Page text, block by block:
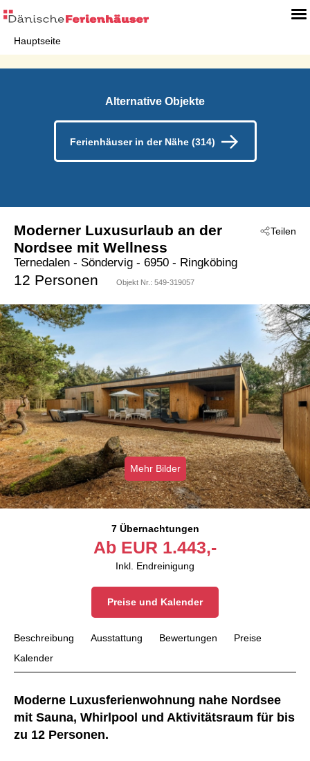
Hauptseite
Alternative Objekte
Ferienhäuser in der Nähe (314)
Teilen
Moderner Luxusurlaub an der
Nordsee mit Wellness
Ternedalen - Söndervig - 6950 - Ringköbing
12 Personen Objekt Nr.: 549-319057
Mehr Bilder
7 Übernachtungen
Ab EUR 1.443,-
Inkl. Endreinigung
Preise und Kalender
Beschreibung Ausstattung Bewertungen
Preise
Kalender
Moderne Luxusferienwohnung nahe Nordsee
mit Sauna, Whirlpool und Aktivitätsraum für bis
zu 12 Personen.